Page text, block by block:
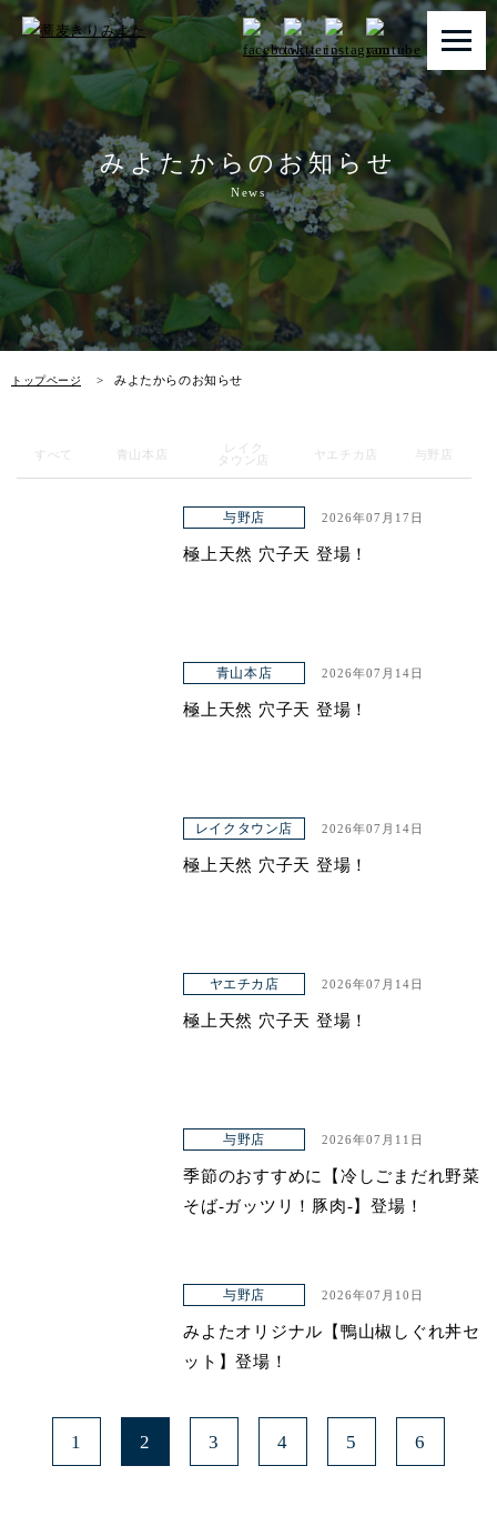
みよたからのお知らせ
News
トップページ みよたからのお知らせ
トップページ
みよたとは
みよたのこだわり
畑だより
メニュー
お知らせ
アクセス
すべて 青山本店
レイク
タウン店
ヤエチカ店 与野店
与野店 2026年07月17日
極上天然 穴子天 登場！
青山本店 2026年07月14日
極上天然 穴子天 登場！
レイクタウン店 2026年07月14日
極上天然 穴子天 登場！
ヤエチカ店 2026年07月14日
極上天然 穴子天 登場！
与野店 2026年07月11日
季節のおすすめに【冷しごまだれ野菜
そば-ガッツリ！豚肉-】登場！
与野店 2026年07月10日
みよたオリジナル【鴨山椒しぐれ丼セ
ット】登場！
1 2 3 4 5 6